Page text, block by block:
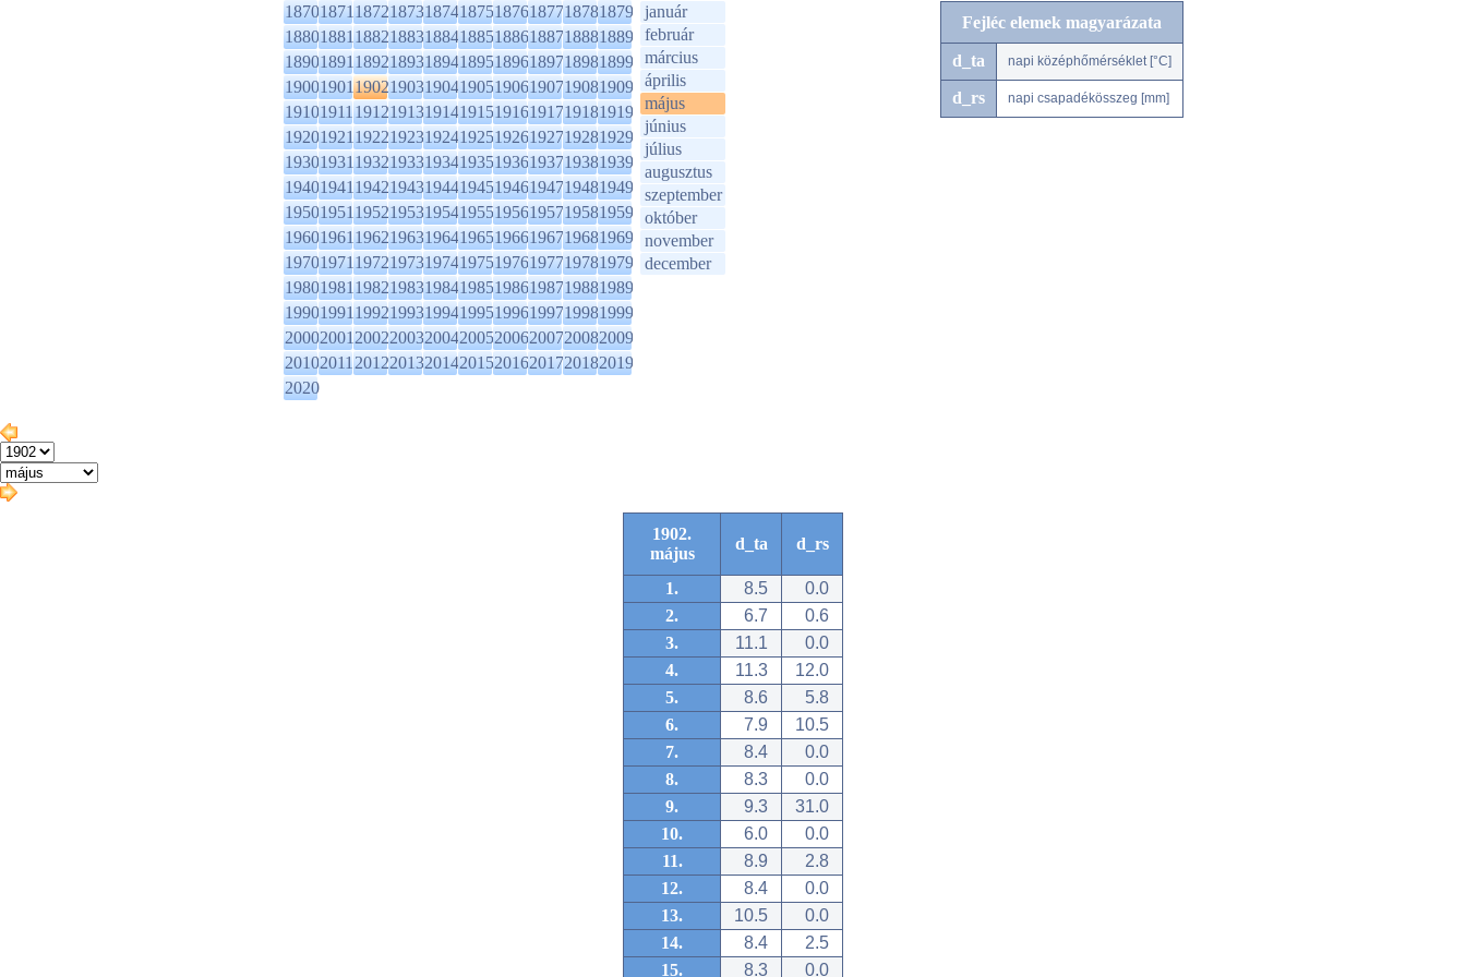
1870187118721873187418751876187718781879
1880188118821883188418851886188718881889
1890189118921893189418951896189718981899
1900190119021903190419051906190719081909
1910191119121913191419151916191719181919
1920192119221923192419251926192719281929
1930193119321933193419351936193719381939
1940194119421943194419451946194719481949
1950195119521953195419551956195719581959
1960196119621963196419651966196719681969
1970197119721973197419751976197719781979
1980198119821983198419851986198719881989
1990199119921993199419951996199719981999
2000200120022003200420052006200720082009
2010201120122013201420152016201720182019
2020
január
február
március
április
május
június
július
augusztus
szeptember
október
november
december
Fejléc elemek magyarázata
d_ta napi középhőmérséklet [°C]
d_rs napi csapadékösszeg [mm]
1902.
május
d_ta d_rs
1. 8.5
0.0
2.
6.7
0.6
3.
11.1
0.0
4.
11.3
12.0
5.
8.6
5.8
6.
7.9
10.5
7.
8.4
0.0
8.
8.3
0.0
9.
9.3
31.0
10.
6.0
0.0
11.
8.9
2.8
12.
8.4
0.0
13.
10.5
0.0
14.
8.4
2.5
15.
8.3 0.0